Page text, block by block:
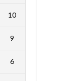
10
9
6